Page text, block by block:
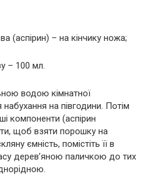
(аспірин) – на кінчику ножа;
– 100 мл.
водою кімнатної
на півгодини. Потім
компоненти (аспiрин
щоб взяти порошку на
ємність, помістіть її в
дерев’яною паличкою до тих